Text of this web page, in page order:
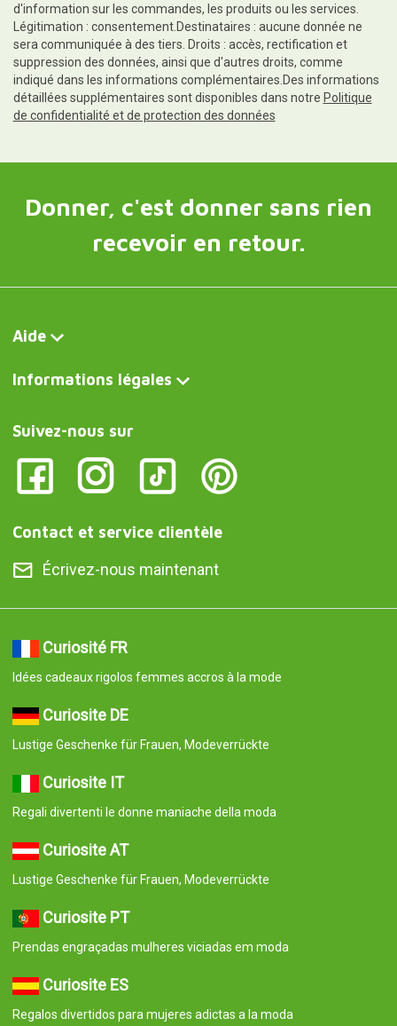
d'information sur les commandes, les produits ou les services.
Légitimation : consentement.Destinataires : aucune donnée ne
sera communiquée à des tiers. Droits : accès, rectification et
suppression des données, ainsi que d'autres droits, comme
indiqué dans les informations complémentaires.Des informations
détaillées supplémentaires sont disponibles dans notre Politique
de confidentialité et de protection des données
Donner, c'est donner sans rien
recevoir en retour.
Aide
Informations légales
Suivez-nous sur
Contact et service clientèle
Écrivez-nous maintenant
Curiosité FR
Idées cadeaux rigolos femmes accros à la mode
Curiosite DE
Lustige Geschenke für Frauen, Modeverrückte
Curiosite IT
Regali divertenti le donne maniache della moda
Curiosite AT
Lustige Geschenke für Frauen, Modeverrückte
Curiosite PT
Prendas engraçadas mulheres viciadas em moda
Curiosite ES
Regalos divertidos para mujeres adictas a la moda